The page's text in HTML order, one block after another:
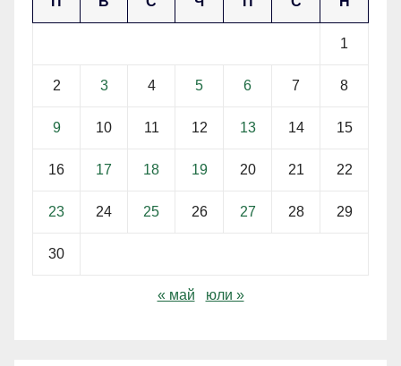
1
2 3 4 5 6 7 8
9 10 11 12 13 14 15
16 17 18 19 20 21 22
23 24 25 26 27 28 29
30
« май юли »